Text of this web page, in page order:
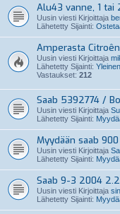
Alu43 vanne, 1 tai
Uusin viesti Kirjoittaja
Lähetetty Sijainti:
Amperasta
Uusin viesti Kirjoittaja
Lähetetty Sijainti: Yleinen
Vastaukset: 212
Saab 5392774 /
Uusin viesti Kirjoittaja
Lähetetty Sijainti:
Myydään saab
Uusin viesti Kirjoittaja
Lähetetty Sijainti:
Saab 9-3 2004
Uusin viesti Kirjoittaja
Lähetetty Sijainti: